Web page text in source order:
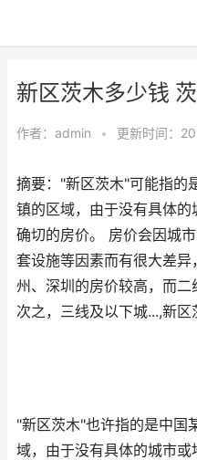
新区茨木多少钱
作者： admin • 更新时间：
摘要："新区茨木"可能指的
镇的区域，由于没有具体
确切的房价。 房价会因城
套设施等因素而有很大差
州、深圳的房价较高，而
次之，三线及以下城...,新
"新区茨木"也许指的是中国
域，由于没有具体的城市